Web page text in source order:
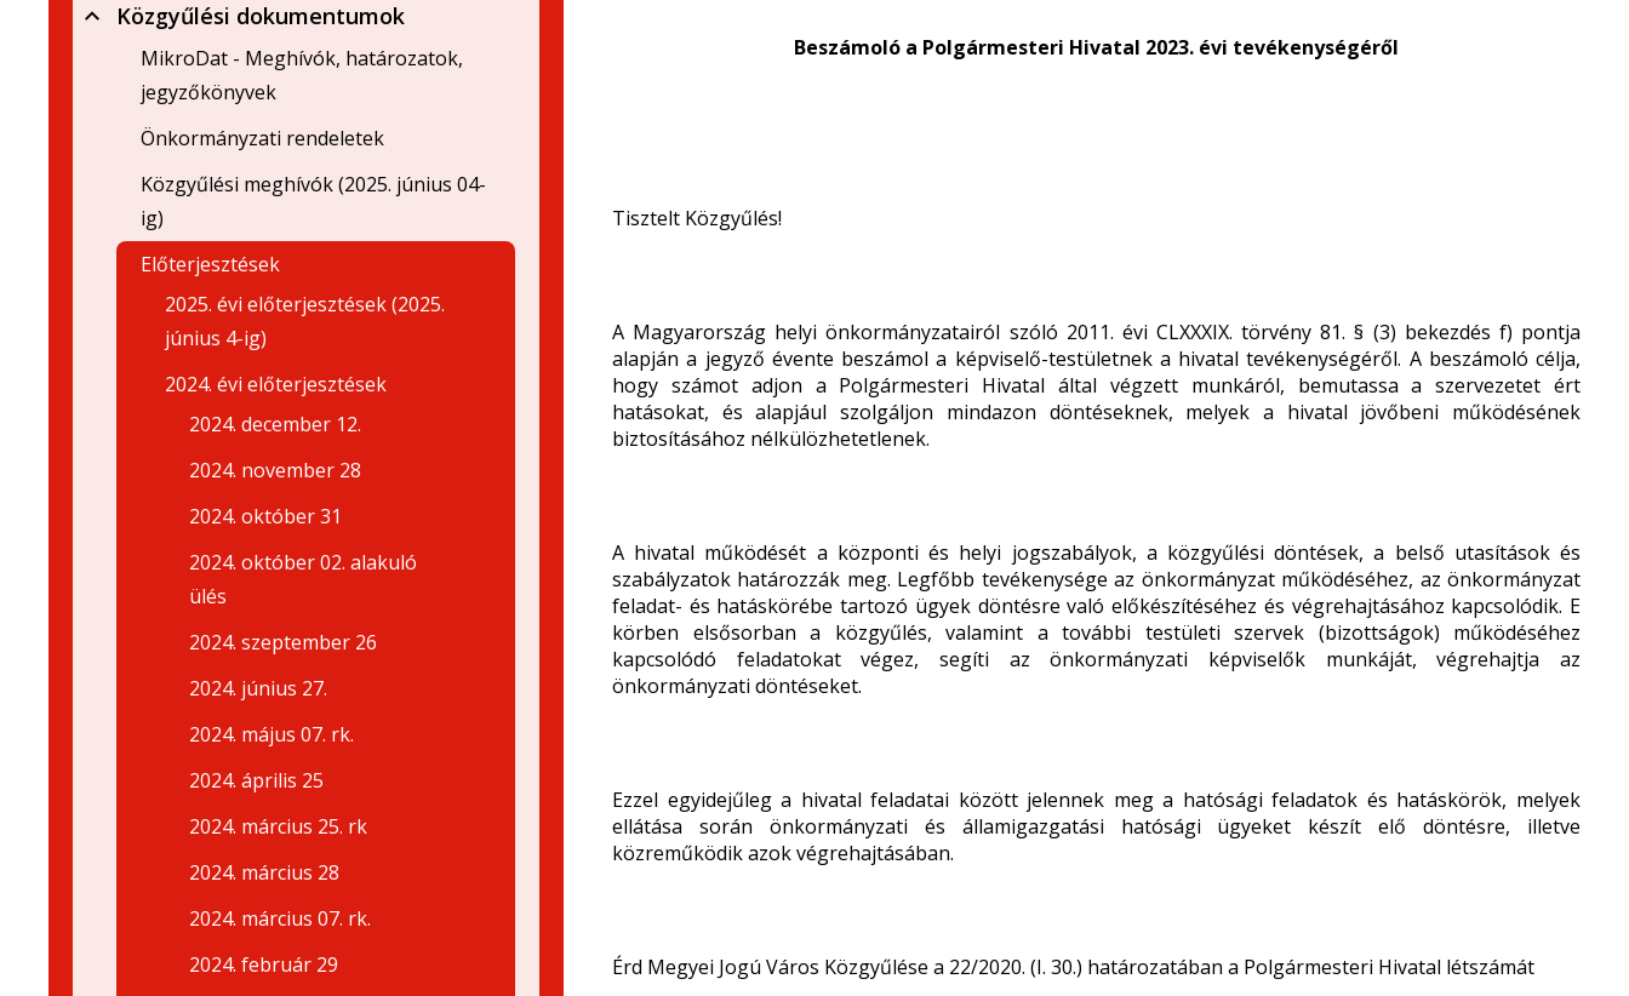
Beszámoló a Polgármesteri Hivatal 2023. évi tevékenységéről
Tisztelt Közgyűlés!
A Magyarország helyi önkormányzatairól szóló 2011. évi CLXXXIX. törvény 81. § (3) bekezdés f) pontja
alapján a jegyző évente beszámol a képviselő-testületnek a hivatal tevékenységéről. A beszámoló célja,
hogy számot adjon a Polgármesteri Hivatal által végzett munkáról, bemutassa a szervezetet ért
hatásokat, és alapjául szolgáljon mindazon döntéseknek, melyek a hivatal jövőbeni működésének
biztosításához nélkülözhetetlenek.
A hivatal működését a központi és helyi jogszabályok, a közgyűlési döntések, a belső utasítások és
szabályzatok határozzák meg. Legfőbb tevékenysége az önkormányzat működéséhez, az önkormányzat
feladat- és hatáskörébe tartozó ügyek döntésre való előkészítéséhez és végrehajtásához kapcsolódik. E
körben elsősorban a közgyűlés, valamint a további testületi szervek (bizottságok) működéséhez
kapcsolódó feladatokat végez, segíti az önkormányzati képviselők munkáját, végrehajtja az
önkormányzati döntéseket.
Ezzel egyidejűleg a hivatal feladatai között jelennek meg a hatósági feladatok és hatáskörök, melyek
ellátása során önkormányzati és államigazgatási hatósági ügyeket készít elő döntésre, illetve
közreműködik azok végrehajtásában.
Érd Megyei Jogú Város Közgyűlése a 22/2020. (I. 30.) határozatában a Polgármesteri Hivatal létszámát
Közgyűlési dokumentumok
MikroDat - Meghívók, határozatok,
jegyzőkönyvek
Önkormányzati rendeletek
Közgyűlési meghívók (2025. június 04-
ig)
Előterjesztések
2025. évi előterjesztések (2025.
június 4-ig)
2024. évi előterjesztések
2024. december 12.
2024. november 28
2024. október 31
2024. október 02. alakuló
ülés
2024. szeptember 26
2024. június 27.
2024. május 07. rk.
2024. április 25
2024. március 25. rk
2024. március 28
2024. március 07. rk.
2024. február 29